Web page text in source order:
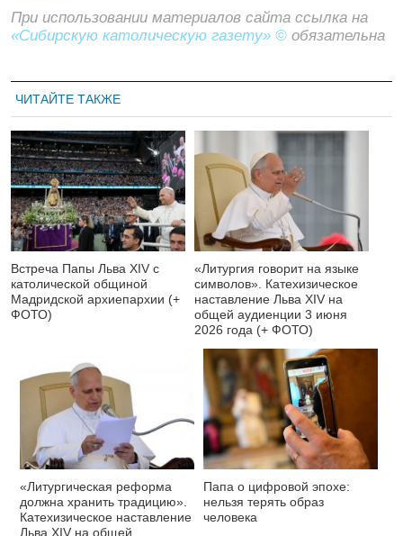
При использовании материалов сайта ссылка на
«Сибирскую католическую газету» © обязательна
ЧИТАЙТЕ ТАКЖЕ
Встреча Папы Льва XIV с
католической общиной
Мадридской архиепархии (+
ФОТО)
«Литургия говорит на языке
символов». Катехизическое
наставление Льва XIV на
общей аудиенции 3 июня
2026 года (+ ФОТО)
«Литургическая реформа
должна хранить традицию».
Катехизическое наставление
Льва XIV на общей
Папа о цифровой эпохе:
нельзя терять образ
человека